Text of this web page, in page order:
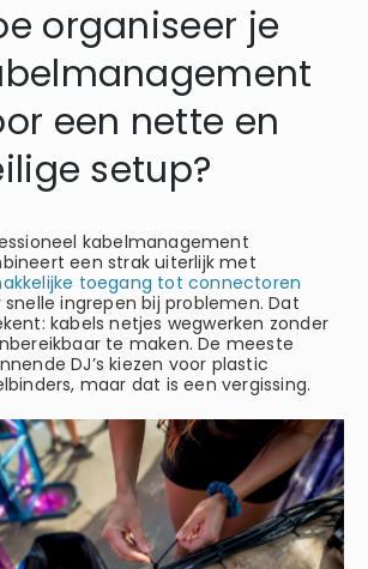
organiseer je
een nette en
setup?
kabelmanagement
een strak uiterlijk met
toegang tot connectoren
snelle ingrepen bij problemen. Dat
kabels netjes wegwerken zonder
te maken. De meeste
DJ’s kiezen voor plastic
maar dat is een vergissing.